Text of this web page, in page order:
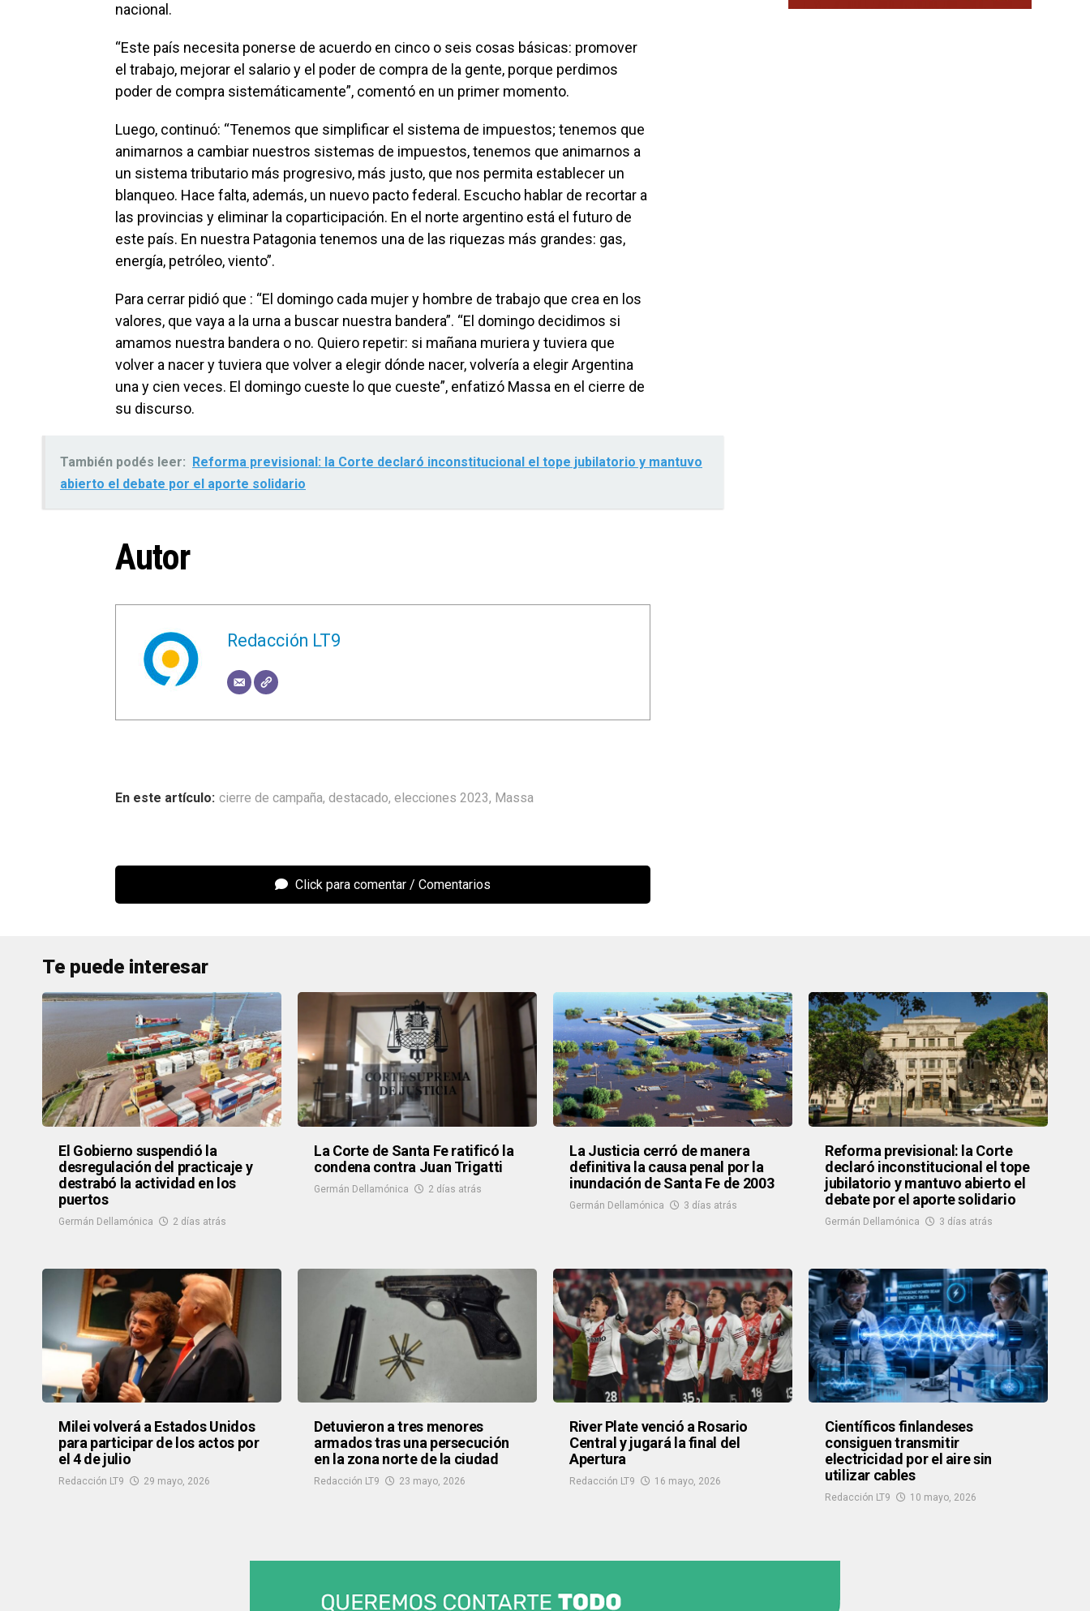
nacional.
“Este país necesita ponerse de acuerdo en cinco o seis cosas básicas: promover
el trabajo, mejorar el salario y el poder de compra de la gente, porque perdimos
poder de compra sistemáticamente”, comentó en un primer momento.
Luego, continuó: “Tenemos que simplificar el sistema de impuestos; tenemos que
animarnos a cambiar nuestros sistemas de impuestos, tenemos que animarnos a
un sistema tributario más progresivo, más justo, que nos permita establecer un
blanqueo. Hace falta, además, un nuevo pacto federal. Escucho hablar de recortar a
las provincias y eliminar la coparticipación. En el norte argentino está el futuro de
este país. En nuestra Patagonia tenemos una de las riquezas más grandes: gas,
energía, petróleo, viento”.
Para cerrar pidió que : “El domingo cada mujer y hombre de trabajo que crea en los
valores, que vaya a la urna a buscar nuestra bandera”. “El domingo decidimos si
amamos nuestra bandera o no. Quiero repetir: si mañana muriera y tuviera que
volver a nacer y tuviera que volver a elegir dónde nacer, volvería a elegir Argentina
una y cien veces. El domingo cueste lo que cueste”, enfatizó Massa en el cierre de
su discurso.
También podés leer: Reforma previsional: la Corte declaró inconstitucional el tope jubilatorio y mantuvo
abierto el debate por el aporte solidario
Autor
Redacción LT9
cierre de campaña, destacado, elecciones 2023, Massa
Click para comentar
Te puede interesar
El Gobierno suspendió la
desregulación del practicaje y
destrabó la actividad en los
puertos
Germán Dellamónica 2 días atrás
La Corte de Santa Fe ratificó la
condena contra Juan Trigatti
Germán Dellamónica 2 días atrás
La Justicia cerró de manera
definitiva la causa penal por la
inundación de Santa Fe de 2003
Germán Dellamónica 3 días atrás
Reforma previsional: la Corte
declaró inconstitucional el tope
jubilatorio y mantuvo abierto el
debate por el aporte solidario
Germán Dellamónica 3 días atrás
Milei volverá a Estados Unidos
para participar de los actos por
el 4 de julio
Redacción LT9 29 mayo, 2026
Detuvieron a tres menores
armados tras una persecución
en la zona norte de la ciudad
Redacción LT9 23 mayo, 2026
River Plate venció a Rosario
Central y jugará la final del
Apertura
Redacción LT9 16 mayo, 2026
Científicos finlandeses
consiguen transmitir
electricidad por el aire sin
utilizar cables
Redacción LT9 10 mayo, 2026